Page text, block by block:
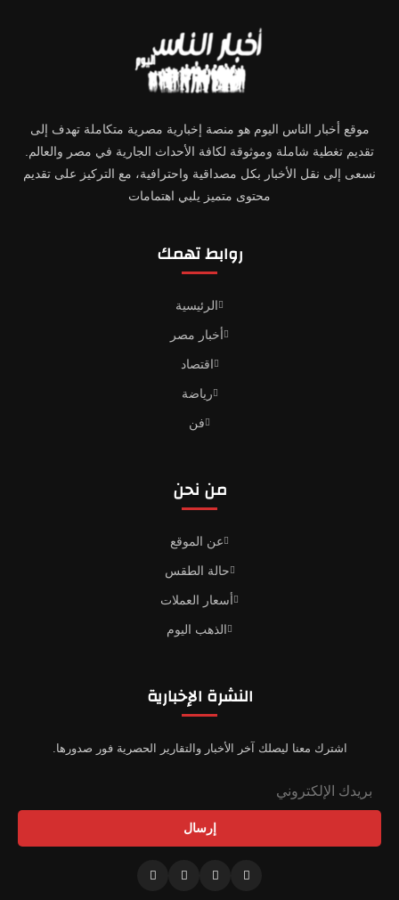
موقع أخبار الناس اليوم هو منصة إخبارية مصرية متكاملة تهدف إلى
تقديم تغطية شاملة وموثوقة لكافة الأحداث الجارية في مصر والعالم.
نسعى إلى نقل الأخبار بكل مصداقية واحترافية، مع التركيز على تقديم
محتوى متميز يلبي اهتمامات
روابط تهمك
الرئيسية
أخبار مصر
اقتصاد
رياضة
فن
من نحن
عن الموقع
حالة الطقس
أسعار العملات
الذهب اليوم
النشرة الإخبارية
اشترك معنا ليصلك آخر الأخبار والتقارير الحصرية فور صدورها.
إرسال